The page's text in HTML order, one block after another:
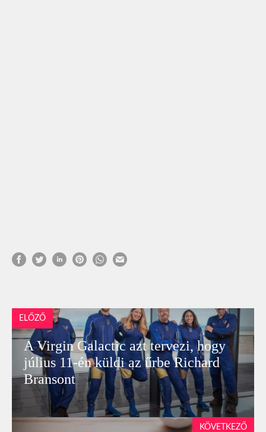
ELŐZŐ
A Virgin Galactic azt tervezi, hogy
július 11-én küldi az űrbe Richard
Bransont
KÖVETKEZŐ